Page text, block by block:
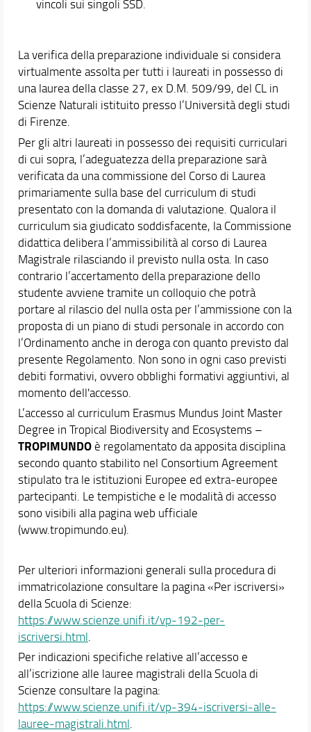
vincoli sui singoli SSD.
La verifica della preparazione individuale si considera
virtualmente assolta per tutti i laureati in possesso di
una laurea della classe 27, ex D.M. 509/99, del CL in
Scienze Naturali istituito presso l’Università degli studi
di Firenze.
Per gli altri laureati in possesso dei requisiti curriculari
di cui sopra, l’adeguatezza della preparazione sarà
verificata da una commissione del Corso di Laurea
primariamente sulla base del curriculum di studi
presentato con la domanda di valutazione. Qualora il
curriculum sia giudicato soddisfacente, la Commissione
didattica delibera l’ammissibilità al corso di Laurea
Magistrale rilasciando il previsto nulla osta. In caso
contrario l’accertamento della preparazione dello
studente avviene tramite un colloquio che potrà
portare al rilascio del nulla osta per l’ammissione con la
proposta di un piano di studi personale in accordo con
l’Ordinamento anche in deroga con quanto previsto dal
presente Regolamento. Non sono in ogni caso previsti
debiti formativi, ovvero obblighi formativi aggiuntivi, al
momento dell'accesso.
L’accesso al curriculum Erasmus Mundus Joint Master
Degree in Tropical Biodiversity and Ecosystems –
TROPIMUNDOè regolamentato da apposita disciplina
secondo quanto stabilito nel Consortium Agreement
stipulato tra le istituzioni Europee ed extra-europee
partecipanti. Le tempistiche e le modalità di accesso
sono visibili alla pagina web ufficiale
(www.tropimundo.eu).
Per ulteriori informazioni generali sulla procedura di
immatricolazione consultare la pagina «Per iscriversi»
della Scuola di Scienze:
https://www.scienze.unifi.it/vp-192-per-
iscriversi.html.
Per indicazioni specifiche relative all’accesso e
all’iscrizione alle lauree magistrali della Scuola di
Scienze consultare la pagina:
https://www.scienze.unifi.it/vp-394-iscriversi-alle-
lauree-magistrali.html.